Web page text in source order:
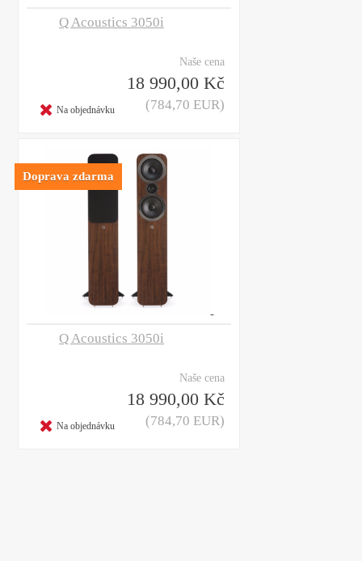
Q Acoustics 3050i
Naše cena
18 990,00 Kč
(784,70 EUR)
Na objednávku
Q Acoustics 3050i
Naše cena
18 990,00 Kč
(784,70 EUR)
Na objednávku
Doprava zdarma